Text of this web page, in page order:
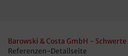
Barowski & Costa GmbH - Schwerte
Referenzen-Detailseite